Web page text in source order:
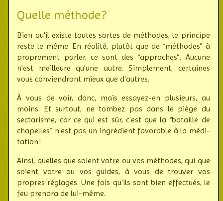
Quelle méthode ?
Bien qu'il existe toutes sortes de méthodes, le prin­cipe
reste le même. En réalité, plutôt que de “méthodes” à
pro­pre­ment parler, ce sont des “approches”. Aucune
n'est meilleure qu'une autre. Sim­ple­ment, cer­taines
vous con­vien­dront mieux que d'au­tres.
À vous de voir, donc, mais essayez-en plusieurs, au
moins. Et sur­tout, ne tombez pas dans le piège du
secta­risme, car ce qui est sûr, c'est que la “bataille de
cha­pelles” n'est pas un ingré­dient favo­rable à la médi­
tation !
Ainsi, quelles que soient votre ou vos métho­des, qui que
soient votre ou vos guides, à vous de trouver vos
propres régla­ges. Une fois qu'ils sont bien effec­tués, le
feu prendra de lui-même.